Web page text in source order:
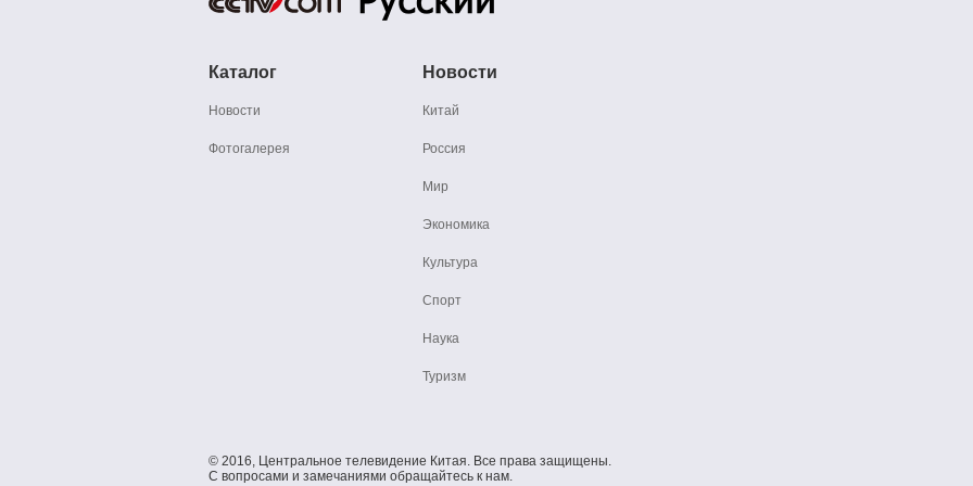
Каталог
Новости
Фотогалерея
Новости
Китай
Россия
Мир
Экономика
Культура
Спорт
Наука
Туризм
© 2016, Центральное телевидение Китая. Все права защищены.
С вопросами и замечаниями обращайтесь к нам.